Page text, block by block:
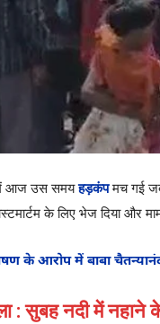
में आज उस समयहड़कंपमच गई जब
के लिए भेज दिया और
के आरोप में बाबा
: सुबह नदी में नहाने